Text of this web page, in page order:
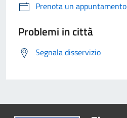
Prenota un appuntamento
Problemi in città
Segnala disservizio